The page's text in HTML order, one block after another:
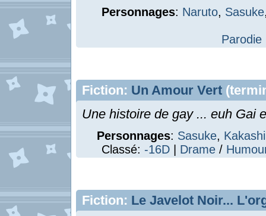
Personnages: Naruto, Sasuke
Parodie
Fiction: Un Amour Vert
Une histoire de gay ... euh Gai
Personnages: Sasuke, Kakashi
Classé: -16D Drame /
Fiction: Le Javelot Noir...